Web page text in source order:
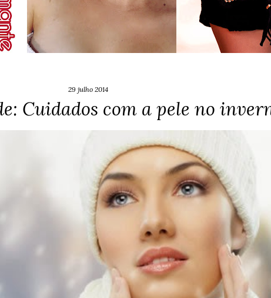
29 julho 2014
Cuidados com a pele no